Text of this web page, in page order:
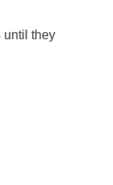
they